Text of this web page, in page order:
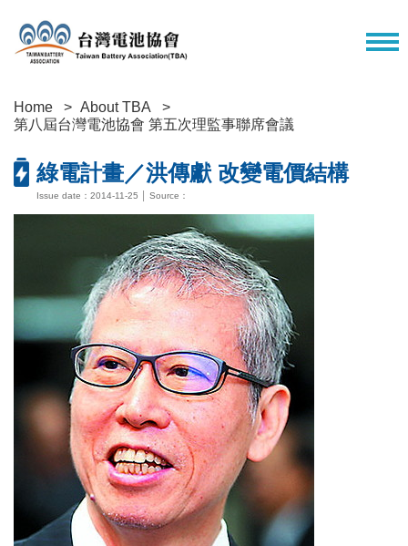
Home
About TBA
第八屆台灣電池協會 第五次理監事聯席會議
綠電計畫／洪傳獻 改變電價結構
Issue date：2014-11-25 │ Source：